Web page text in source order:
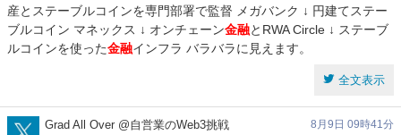
産とステーブルコインを専門部署で監督 メガバンク ↓ 円建てステー
ブルコイン マネックス ↓ オンチェーン金融とRWA Circle ↓ ステーブ
ルコインを使った金融インフラ バラバラに見えます。
全文表示
CrazyArmszt
Grad All Over @自営業のWeb3挑戦 8月9日 09時41分